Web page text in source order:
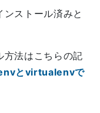
ストール済みと
法はこちらの記
とvirtualenvで